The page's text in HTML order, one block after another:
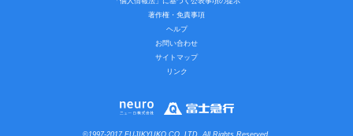
著作権・免責事項
ヘルプ
お問い合わせ
サイトマップ
リンク